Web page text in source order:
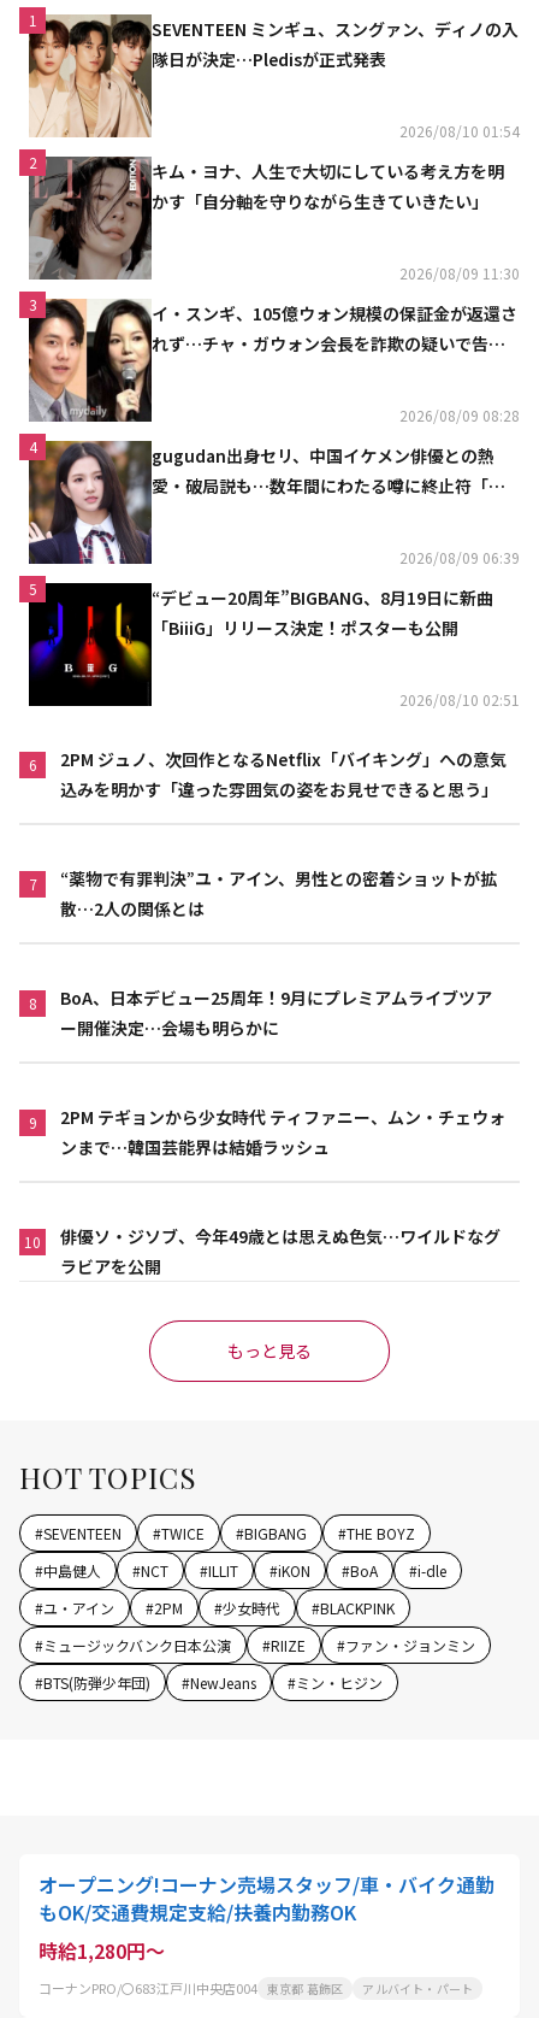
1
SEVENTEEN ミンギュ、スングァン、ディノの入
隊日が決定…Pledisが正式発表
2026/08/10 01:54
2
キム・ヨナ、人生で大切にしている考え方を明
かす「自分軸を守りながら生きていきたい」
2026/08/09 11:30
3
イ・スンギ、105億ウォン規模の保証金が返還さ
れず…チャ・ガウォン会長を詐欺の疑いで告訴
2026/08/09 08:28
4
gugudan出身セリ、中国イケメン俳優との熱
愛・破局説も…数年間にわたる噂に終止符「邪
2026/08/09 06:39
5
“デビュー20周年”BIGBANG、8月19日に新曲
「BiiiG」リリース決定！ポスターも公開
2026/08/10 02:51
6
2PM ジュノ、次回作となるNetflix「バイキング」への意気
込みを明かす「違った雰囲気の姿をお見せできると思う」
7
“薬物で有罪判決”ユ・アイン、男性との密着ショットが拡
散…2人の関係とは
8
BoA、日本デビュー25周年！9月にプレミアムライブツア
ー開催決定…会場も明らかに
9
2PM テギョンから少女時代 ティファニー、ムン・チェウォ
ンまで…韓国芸能界は結婚ラッシュ
10
俳優ソ・ジソブ、今年49歳とは思えぬ色気…ワイルドなグ
ラビアを公開
もっと見る
HOT TOPICS
#SEVENTEEN #TWICE #BIGBANG #THE BOYZ
#中島健人 #NCT #ILLIT #iKON #BoA #i-dle
#ユ・アイン #2PM #少女時代 #BLACKPINK
#ミュージックバンク日本公演 #RIIZE #ファン・ジョンミン
#BTS(防弾少年団) #NewJeans #ミン・ヒジン
オープニング!コーナン売場スタッフ/車・バイク通勤
もOK/交通費規定支給/扶養内勤務OK
時給1,280円～
コーナンPRO/〇683江戸川中央店004 東京都 葛飾区 アルバイト・パート